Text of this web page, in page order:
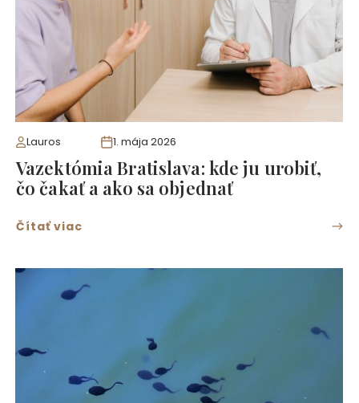
Lauros 1. mája 2026
Vazektómia Bratislava: kde ju urobiť,
čo čakať a ako sa objednať
Čítať viac